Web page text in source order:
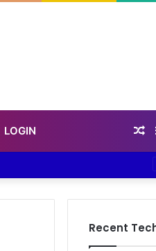
LOGIN
Recent